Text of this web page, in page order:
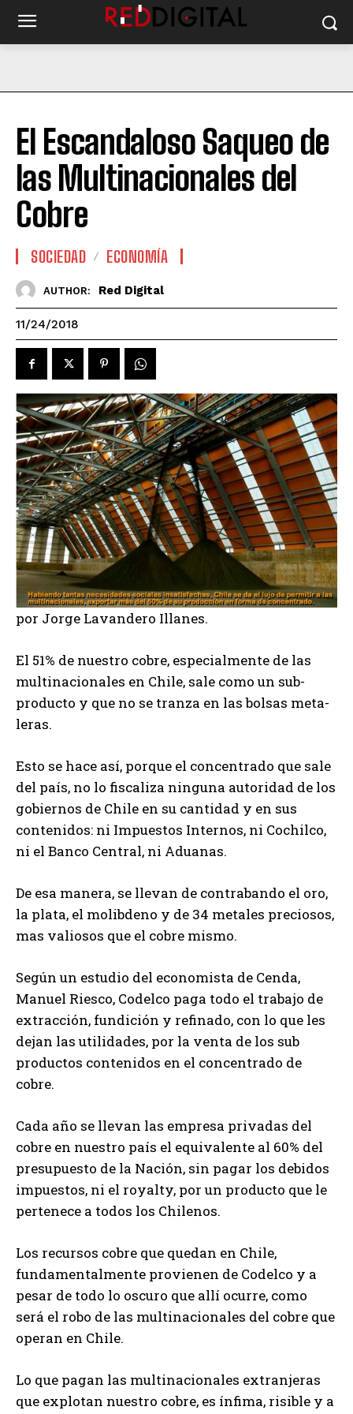
El Escandaloso Saqueo de
las Multinacionales del
Cobre
SOCIEDAD ECONOMÍA
AUTHOR: Red Digital
11/24/2018
por Jorge Lavandero Illanes.
El 51% de nuestro cobre, especialmente de las
multinacionales en Chile, sale como un sub-
producto y que no se tranza en las bolsas meta-
leras.
Esto se hace así, porque el concentrado que sale
del país, no lo fiscaliza ninguna autoridad de los
gobiernos de Chile en su cantidad y en sus
contenidos: ni Impuestos Internos, ni Cochilco,
ni el Banco Central, ni Aduanas.
De esa manera, se llevan de contrabando el oro,
la plata, el molibdeno y de 34 metales preciosos,
mas valiosos que el cobre mismo.
Según un estudio del economista de Cenda,
Manuel Riesco, Codelco paga todo el trabajo de
extracción, fundición y refinado, con lo que les
dejan las utilidades, por la venta de los sub
productos contenidos en el concentrado de
cobre.
Cada año se llevan las empresa privadas del
cobre en nuestro país el equivalente al 60% del
presupuesto de la Nación, sin pagar los debidos
impuestos, ni el royalty, por un producto que le
pertenece a todos los Chilenos.
Los recursos cobre que quedan en Chile,
fundamentalmente provienen de Codelco y a
pesar de todo lo oscuro que allí ocurre, como
será el robo de las multinacionales del cobre que
operan en Chile.
Lo que pagan las multinacionales extranjeras
que explotan nuestro cobre, es ínfima, risible y a